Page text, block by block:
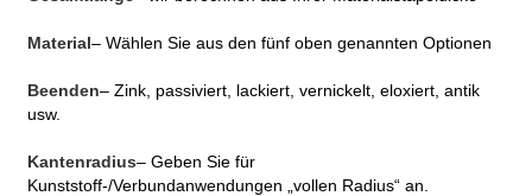
Material– Wählen Sie aus den fünf oben genannten Optionen
Beenden– Zink, passiviert, lackiert, vernickelt, eloxiert, antik
usw.
Kantenradius– Geben Sie für
Kunststoff-/Verbundanwendungen „vollen Radius“ an.